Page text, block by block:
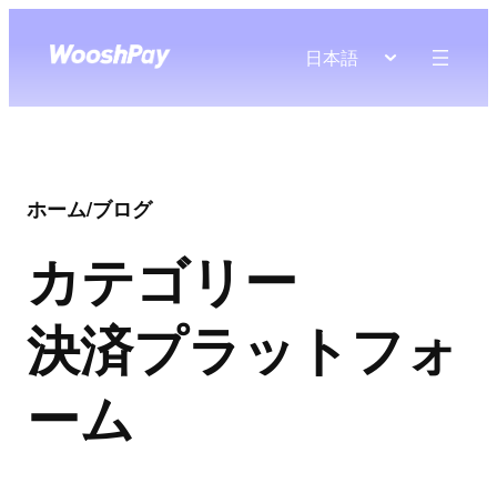
日本語
ホーム/ブログ
カテゴリー
決済プラットフォ
ーム